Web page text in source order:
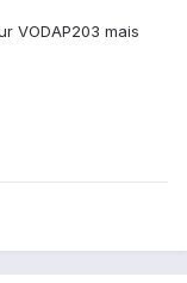
VODAP203 mais